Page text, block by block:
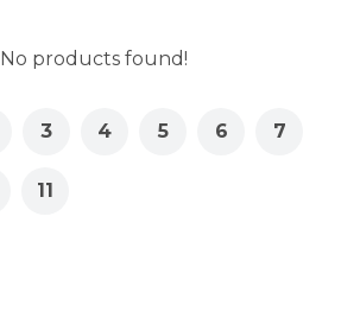
No products found!
3 4 5 6 7
11